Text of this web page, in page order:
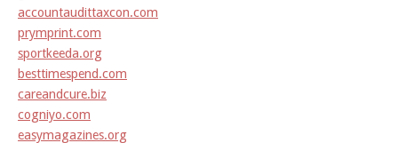
accountaudittaxcon.com
prymprint.com
sportkeeda.org
besttimespend.com
careandcure.biz
cogniyo.com
easymagazines.org